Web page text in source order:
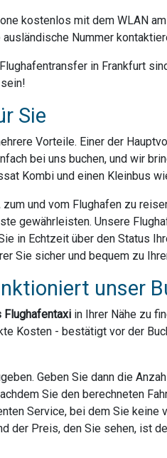
kostenlos mit dem WLAN
Nummer
in Frankfurt
Sie
Vorteile. Einer der
bei uns buchen, und wir
Kombi und einen Kleinbus
und vom Flughafen zu
gewährleisten. Unsere
in Echtzeit über den Status
Sie sicher und bequem zu
unser
in Ihrer Nähe zu
Kosten - bestätigt vor der
Geben Sie dann die
Sie den berechneten
Service, bei dem Sie keine
der Preis, den Sie sehen, ist